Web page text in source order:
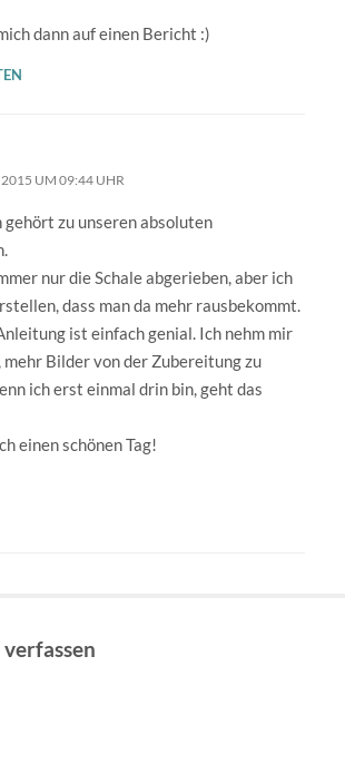
dann auf einen Bericht :)
UM 09:44 UHR
zu unseren absoluten
nur die Schale abgerieben, aber ich
dass man da mehr rausbekommt.
ist einfach genial. Ich nehm mir
mehr Bilder von der Zubereitung zu
ich erst einmal drin bin, geht das
einen schönen Tag!